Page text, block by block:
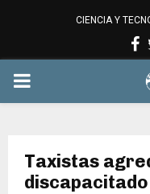
CIENCIA Y
PRIMARY
Taxistas
discapacitado